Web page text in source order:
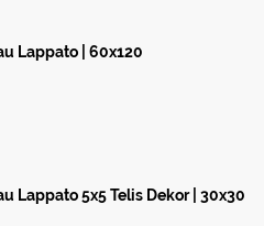
Lappato | 60x120
Lappato 5x5 Telis Dekor | 30x30